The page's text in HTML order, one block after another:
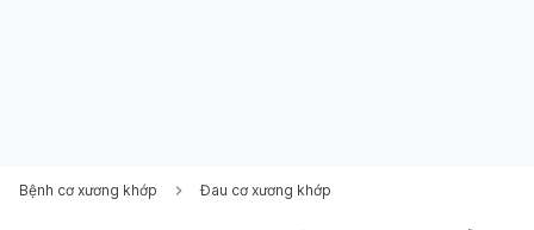
Bệnh cơ xương khớp Đau cơ xương khớp